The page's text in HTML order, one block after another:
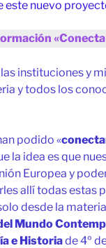
este nuevo
instituciones y
y todos los
podido «
la idea es que
Europea y
allí todas estas
desde la
Mundo
e Historiade 4º